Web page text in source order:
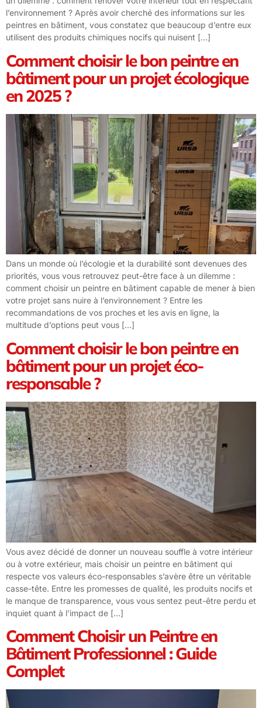
l’environnement ? Après avoir cherché des informations sur les
peintres en bâtiment, vous constatez que beaucoup d’entre eux
utilisent des produits chimiques nocifs qui nuisent […]
Comment choisir le bon peintre en
bâtiment pour un projet écologique
en 2025 ?
Dans un monde où l’écologie et la durabilité sont devenues des
priorités, vous vous retrouvez peut-être face à un dilemme :
comment choisir un peintre en bâtiment capable de mener à bien
votre projet sans nuire à l’environnement ? Entre les
recommandations de vos proches et les avis en ligne, la
multitude d’options peut vous […]
Comment choisir le bon peintre en
bâtiment pour un projet éco-
responsable ?
Vous avez décidé de donner un nouveau souffle à votre intérieur
ou à votre extérieur, mais choisir un peintre en bâtiment qui
respecte vos valeurs éco-responsables s’avère être un véritable
casse-tête. Entre les promesses de qualité, les produits nocifs et
le manque de transparence, vous vous sentez peut-être perdu et
inquiet quant à l’impact de […]
Comment Choisir un Peintre en
Bâtiment Professionnel : Guide
Complet